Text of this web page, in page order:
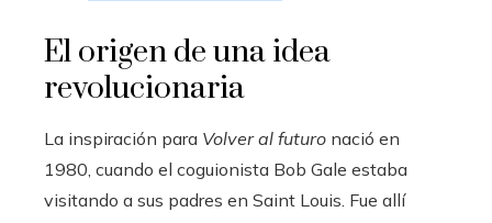
El origen de una idea
revolucionaria
La inspiración para Volver al futuro nació en
1980, cuando el coguionista Bob Gale estaba
visitando a sus padres en Saint Louis. Fue allí